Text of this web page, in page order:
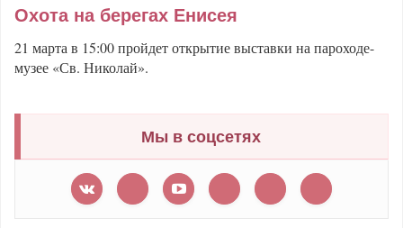
Охота на берегах Енисея
21 марта в 15:00 пройдет открытие выставки на пароходе-
музее «Св. Николай».
Мы в соцсетях